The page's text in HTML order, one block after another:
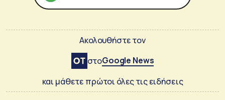
Ακολουθήστε τον
στοGoogle News
και μάθετε πρώτοι όλες τις ειδήσεις